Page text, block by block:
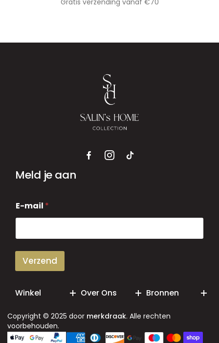
Gratis verzending vanaf €70
Meld je aan
-
m
i
E-mail *
Verzend
Winkel Over Ons Bronnen
Copyright © 2025 door merkdraak. Alle rechten
voorbehouden.